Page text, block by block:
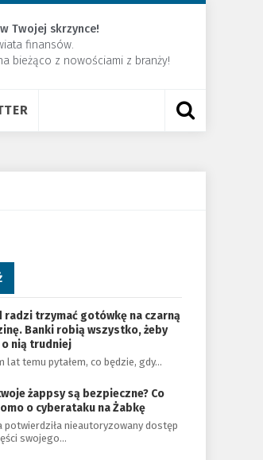
Twojej skrzynce!
finansów.
bieżąco z nowościami z branży!
radzi trzymać gotówkę na czarną
Banki robią wszystko, żeby
o nią trudniej
lat temu pytałem, co będzie, gdy…
żappsy są bezpieczne? Co
o cyberataku na Żabkę
potwierdziła nieautoryzowany dostęp
swojego…